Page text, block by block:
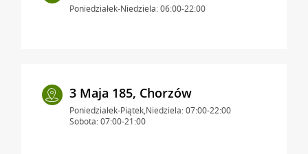
Poniedziałek-Niedziela: 06:00-22:00
3 Maja 185, Chorzów
Poniedziałek-Piątek,Niedziela: 07:00-22:00
Sobota: 07:00-21:00